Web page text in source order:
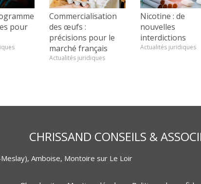
pour
Commercialisation
des œufs :
précisions pour le
marché français
Actualités juridiques
Nicotine : de
nouvelles
interdictions
Actualités juridiques
CHRISSAND CONSEILS &
Amboise, Montoire sur Le Loir